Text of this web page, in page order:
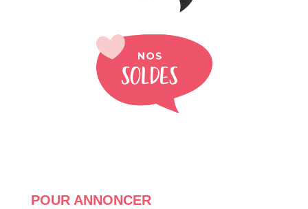
POUR ANNONCER